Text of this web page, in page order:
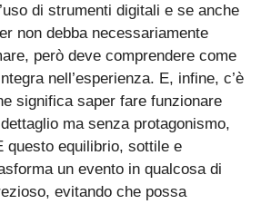
di strumenti digitali e se anche
non debba necessariamente
però deve comprendere come
nell’esperienza. E, infine, c’è
significa saper fare funzionare
ma senza protagonismo,
questo equilibrio, sottile e
un evento in qualcosa di
evitando che possa